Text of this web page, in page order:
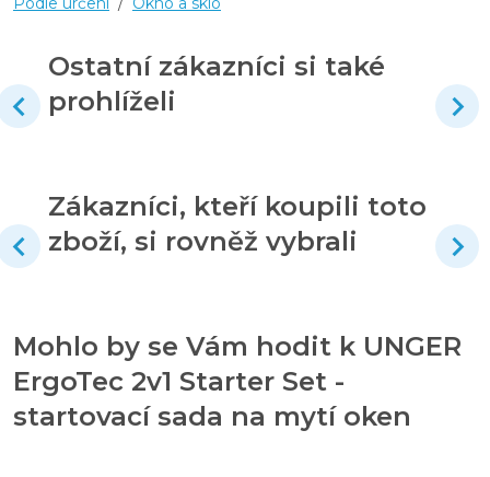
Ostatní zákazníci si také
prohlíželi
Zákazníci, kteří koupili toto
zboží, si rovněž vybrali
Mohlo by se Vám hodit k UNGER
ErgoTec 2v1 Starter Set -
startovací sada na mytí oken